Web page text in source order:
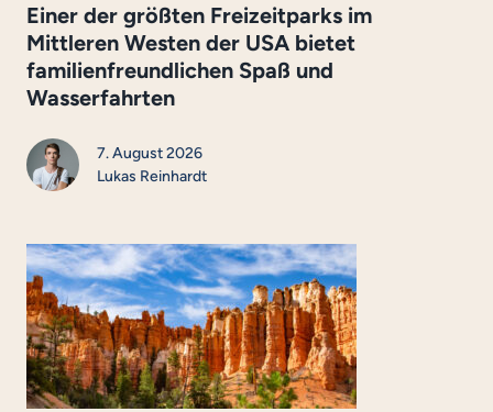
Einer der größten Freizeitparks im
Mittleren Westen der USA bietet
familienfreundlichen Spaß und
Wasserfahrten
7. August 2026
Lukas Reinhardt